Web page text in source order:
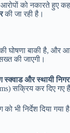
को नकारते हुए
की जा रही है।
की घोषणा बाकी है, और
की जाएगी।
स्क्वाड और स्थायी
सक्रिय कर दिए गए
भी निर्देश दिया